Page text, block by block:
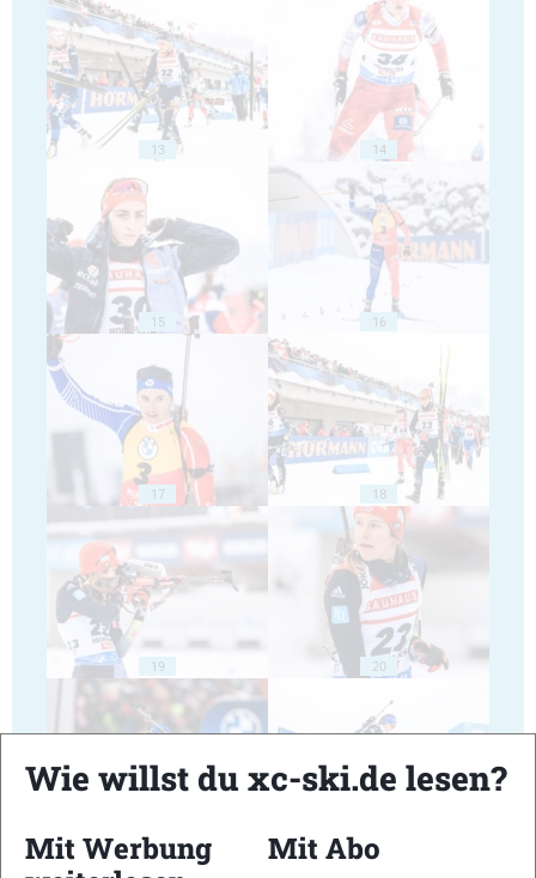
13 14
15 16
17 18
19 20
Wie willst du xc-ski.de lesen?
Mit Werbung
Mit Abo